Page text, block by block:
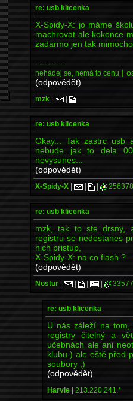
re: usb klicenka
X-Spidy-X: jo máme
machrovat ale kokonce
zadarmo jen tak
----------
nehádej se, nemá to cenu |
(odpovědět)
mzk | |
re: usb klicenka
Okay... Tak zastrc
nebude jak to dela
nevysunes...
(odpovědět)
X-Spidy-X | | |
re: usb klicenka
mzk, tak to ste drsny,
registru se nedostanes
nich pristup,
X-Spidy-X: na co flash ?
(odpovědět)
Nostur | | | |
re: usb klicenka
U nás záleží na
registry čitelný a
učebnách ale ani
klubu.) ale eště před
soubory ;)
(odpovědět)
Harvie | 213.220.241.*